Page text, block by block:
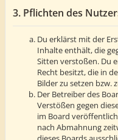
3. Pflichten des
Du erklärst mit der
Inhalte enthält, die
Sitten verstoßen. Du
Recht besitzt, die in
Bilder zu setzen bzw.
Der Betreiber des
Verstößen gegen
im Board
nach Abmahnung